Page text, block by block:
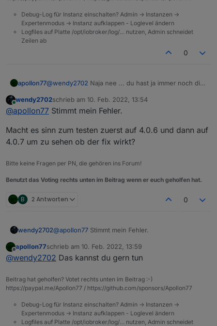
Assuming that correct version is
Debug-Log für Instanz einschalten? Admin -> Instanzen ->
Expertenmodus -> Instanz aufklappen - Loglevel ändern
Logfiles auf Platte /opt/iobroker/log/… nutzen, Admin schneidet
Zeilen ab
0
apollon77@wendy2702 Naja nee ... du hast ja immer noch die
Dann upgrade "hart"
cd /opt/iobrokerundnpm i iobroker.js-
controller@4.0.7 --production
Online
wendy2702schrieb am 10. Feb. 2022, 13:54
zuletzt editiert von
@apollon77 Stimmt mein Fehler.
Macht es sinn zum testen zuerst auf 4.0.6 und dann auf
4.0.7 um zu sehen ob der fix wirkt?
Bitte keine Fragen per PN, die gehören ins Forum!
Benutzt das Voting rechts unten im Beitrag wenn er euch geholfen hat.
B 2 Antworten 0
wendy2702@apollon77 Stimmt mein Fehler.
Macht es sinn zum testen zuerst auf 4.0.6 und
dann auf 4.0.7 um zu sehen ob der fix wirkt?
Offline
apollon77schrieb am 10. Feb. 2022, 13:59
zuletzt editiert von
@wendy2702 Das kannst du gern tun
Beitrag hat geholfen? Votet rechts unten im Beitrag :-)
https://paypal.me/Apollon77 / https://github.com/sponsors/Apollon77
Debug-Log für Instanz einschalten? Admin -> Instanzen ->
Expertenmodus -> Instanz aufklappen - Loglevel ändern
Logfiles auf Platte /opt/iobroker/log/… nutzen, Admin schneidet